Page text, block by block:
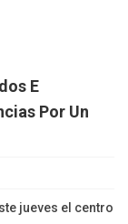
E
Por Un
jueves el centro